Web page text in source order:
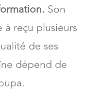
Son
reçu plusieurs
de ses
dépend de